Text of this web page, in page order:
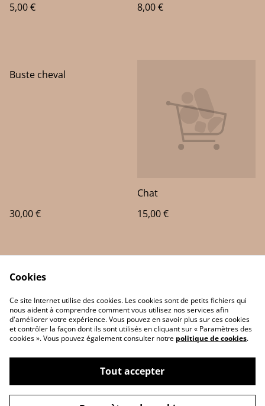
5,00 €
8,00 €
Buste cheval
30,00 €
Chat
15,00 €
Contact Us
Legal Terms
Privacy Policy
Cookie Policy
©2026JP 3D Print
Cookies
Ce site Internet utilise des cookies. Les cookies sont de petits fichiers qui
nous aident à comprendre comment vous utilisez nos services afin
d'améliorer votre expérience. Vous pouvez en savoir plus sur ces cookies
et contrôler la façon dont ils sont utilisés en cliquant sur « Paramètres des
cookies ». Vous pouvez également consulter notre politique de cookies.
Tout accepter